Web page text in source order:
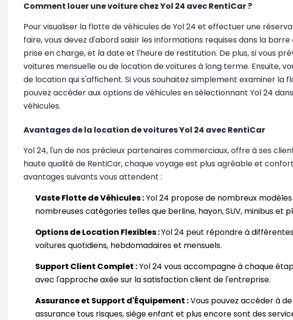
Comment louer une voiture chez Yol 24 avec RentiCar ?
Pour visualiser la flotte de véhicules de Yol 24 et effectuer une
faire, vous devez d'abord saisir les informations requises dans la
prise en charge, et la date et l'heure de restitution. De plus, si vous
voitures mensuelle ou de location de voitures à long terme. Ensuite,
de location qui s'affichent. Si vous souhaitez simplement examiner
pouvez accéder aux options de véhicules en sélectionnant Yol 24
véhicules.
Avantages de la location de voitures Yol 24 avec RentiCar
Yol 24, l'un de nos précieux partenaires commerciaux, offre à ses
haute qualité de RentiCar, chaque voyage est plus agréable et
avantages suivants vous attendent :
Vaste Flotte de Véhicules :Yol 24 propose de nombreux
nombreuses catégories telles que berline, hayon, SUV, minibus et
Options de Location Flexibles :Yol 24 peut répondre à
voitures quotidiens, hebdomadaires et mensuels.
Support Client Complet :Yol 24 vous accompagne à chaque
avec l'approche axée sur la satisfaction client de l'entreprise.
Assurance et Support d'Équipement :Vous pouvez accéder à
assurance tous risques, siège enfant et plus encore sont des